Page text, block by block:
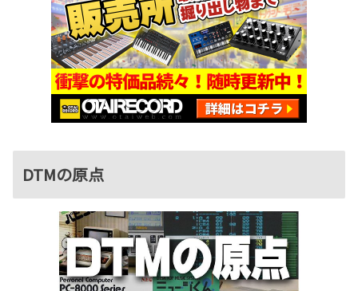
DTMの原点